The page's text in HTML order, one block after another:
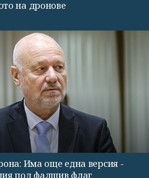
на дронове
Има още една версия -
под фалшив флаг